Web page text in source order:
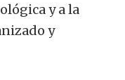
y a la
y